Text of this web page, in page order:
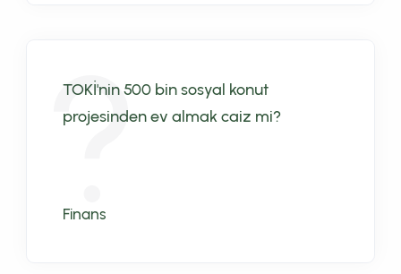
TOKİ'nin 500 bin sosyal konut
projesinden ev almak caiz mi?
Finans